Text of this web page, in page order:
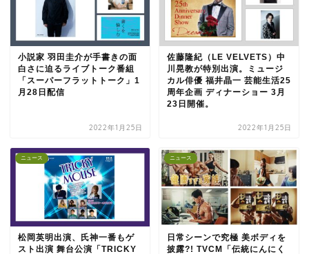
小説家 羽田圭介が手書きの面
白さに迫るライブトーク番組
「スーパーフラットトーク」1
月28日配信
2022年1月25日
佐藤隆紀（LE VELVETS）中
川晃教が特別出演。ミュージ
カル俳優 福井晶一 芸能生活25
周年企画 ディナーショー 3月
23日開催。
2022年1月25日
ニュース
松岡英明出演、氏神一番もゲ
スト出演 舞台公演「TRICKY
ニュース
日常シーンで究極 美ボディを
披露?! TVCM「伝統にんにく